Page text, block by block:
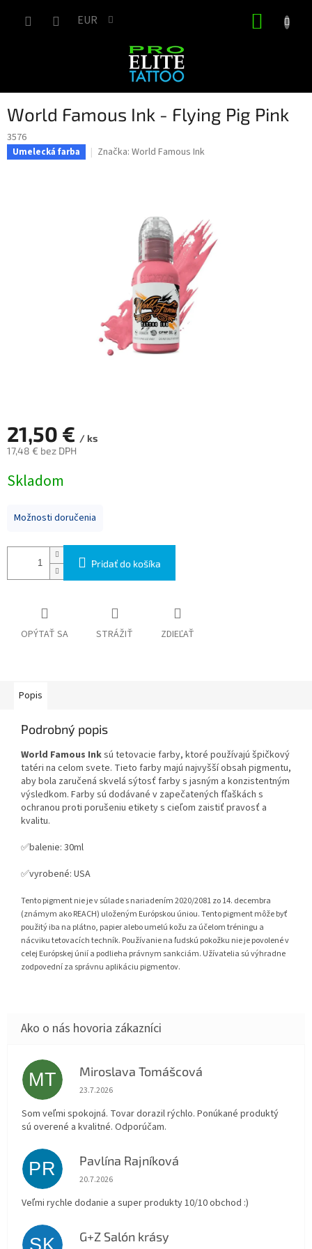
EUR
World Famous Ink - Flying Pig Pink
3576
Umelecká farba Značka: World Famous Ink
21,50 € / ks
17,48 € bez DPH
cena:
Skladom
Možnosti doručenia
Pridať do košíka
OPÝTAŤ SA STRÁŽIŤ ZDIEĽAŤ
Popis
Podrobný popis
World Famous Inksú tetovacie farby, ktoré používajú špičkový
tatéri na celom svete. Tieto farby majú najvyšší obsah pigmentu,
aby bola zaručená skvelá sýtosť farby s jasným a konzistentným
výsledkom. Farby sú dodávané v zapečatených fľaškách s
ochranou proti porušeniu etikety s cieľom zaistiť pravosť a
kvalitu.
✅balenie: 30ml
✅vyrobené: USA
Tento pigment nie je v súlade s nariadením 2020/2081 zo 14. decembra
(známym ako REACH) uloženým Európskou úniou. Tento pigment môže byť
použitý iba na plátno, papier alebo umelú kožu za účelom tréningu a
nácviku tetovacích techník. Používanie na ľudskú pokožku nie je povolené v
celej Európskej únií a podlieha právnym sankciám. Užívatelia sú výhradne
zodpovední za správnu aplikáciu pigmentov.
MT Miroslava Tomášcová
Hodnotenie obchodu je 5 z 5 hviezdičiek.
23.7.2026
Som veľmi spokojná. Tovar dorazil rýchlo. Ponúkané produktý
sú overené a kvalitné. Odporúčam.
PR Pavlína Rajníková
Hodnotenie obchodu je 5 z 5 hviezdičiek.
20.7.2026
Veľmi rychle dodanie a super produkty 10/10 obchod :)
G+Z Salón krásy